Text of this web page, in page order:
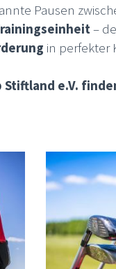
Pausen
–
in perfekter
e.V.